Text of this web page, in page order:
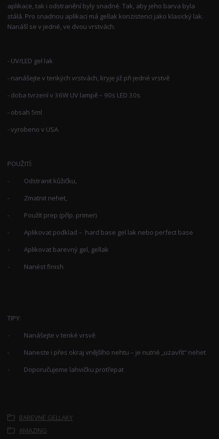
aplikace, tak i odstranění byly snadné. Tak, aby jeho barva byla
stálá. Pro snadnou aplikaci má gellak konzistenci jako klasický lak.
Nanáší se v jedné, ve dvou vrstvách.
- UV/LED gel lak
- nanášejte v tenkých vrstvách, kryje již při jedné vrstvě
- doba tvrzení v 36W UV lampě – 90s LED 30s
- obsah 5ml
- vyrobeno v USA
POUŽITÍ:
- Odstranit kůžičku,
- Zmatnit nehet,
- Použít prep (příp. primer)
- Aplikovat podklad – hard base gel lak nebo perfect base
- Aplikovat barevný gel, gellak
- Nanést finish
TIPY:
- Nanášejte v tenké vrsvě
- Naneste i přes okraj vnějšího nehtu – je nutné „uzavřít“ nehet
- Doporučujeme lahvičku protřepat
BAREVNÉ GELLAKY
AMAZING